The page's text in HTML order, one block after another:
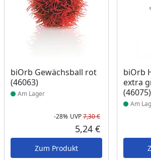
biOrb Gewächsball rot
(46063)
Produkt am Lager
Am Lager
Rabatt in
-28% UVP7,30 €
Aktueller Preis
5,24 €
Zum Produkt
biOrb
extra
(46075)
Am